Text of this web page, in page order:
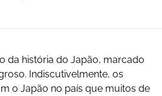
da história do Japão, marcado
Indiscutivelmente, os
o Japão no país que muitos de